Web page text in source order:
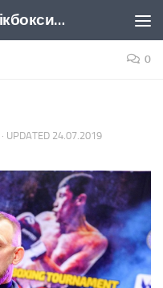
Національна федерація кікбоксингу України
0
· UPDATED 24.07.2019